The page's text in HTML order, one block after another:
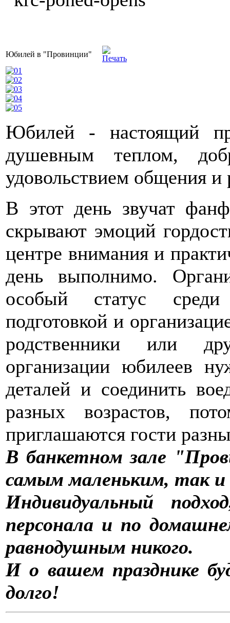
Юбилей в "Провинции"
Юбилей - настоящий
душевным теплом,
удовольствием общения и
В этот день звучат
скрывают эмоций
центре внимания и
день выполнимо.
особый статус
подготовкой и
родственники или
организации юбилеев
деталей и соединить
разных возрастов,
приглашаются гости
В банкетном зале
самым маленьким, так и
Индивидуальный
персонала и по
равнодушным никого.
И о вашем празднике
долго!